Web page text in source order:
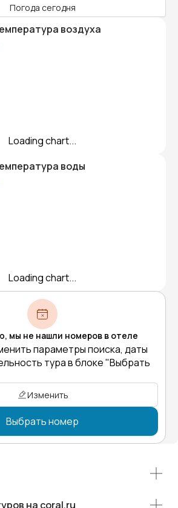
Погода сегодня
воздуха
Loading chart...
воды
Loading chart...
мы не нашли номеров в отеле
параметры поиска, даты
тура в блоке "Выбрать
Изменить
Выбрать номер
на coral.ru